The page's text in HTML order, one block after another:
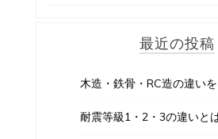
最近の投稿
木造・鉄骨・RC造の違い
耐震等級1・2・3の違いと